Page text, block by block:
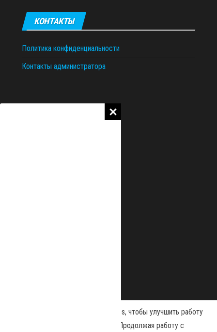
КОНТАКТЫ
Политика конфиденциальности
Контакты администратора
Наш сайт использует файлы cookies, чтобы улучшить работу
и повысить эффективность сайта. Продолжая работу с